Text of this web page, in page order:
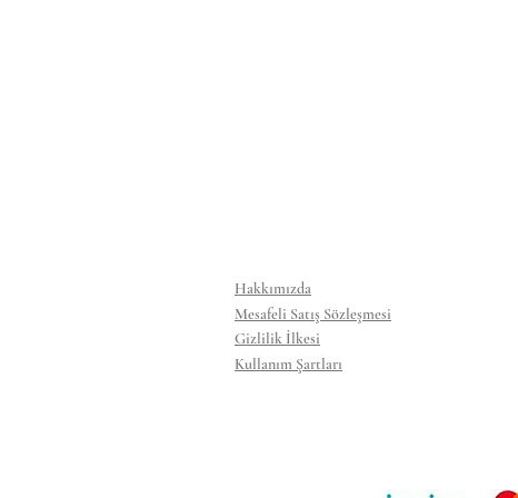
Hakkımızda
Mesafeli Satış Sözleşmesi
Gizlilik İlkesi
Kullanım Şartları